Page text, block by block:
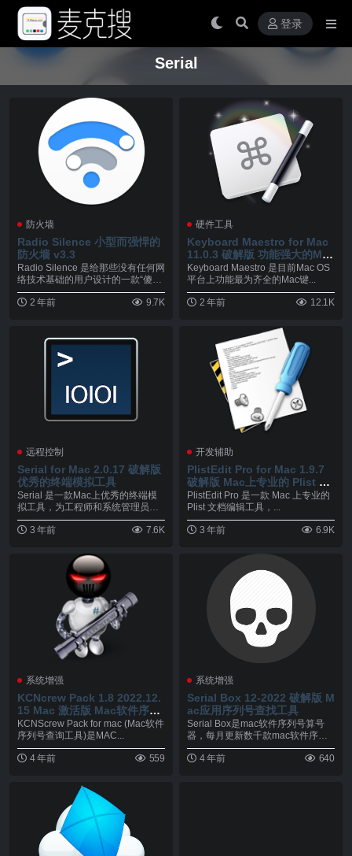
登录
Serial
防火墙
Radio Silence 小型而强悍的
防火墙 v3.3
Radio Silence 是给那些没有任何网
络技术基础的用户设计的一款“傻
瓜”...
2 年前
9.7K
硬件工具
Keyboard Maestro for Mac
11.0.3 破解版 功能强大的Mac
键盘增强工具
Keyboard Maestro 是目前Mac OS
平台上功能最为齐全的Mac键...
2 年前 12.1K
远程控制
Serial for Mac 2.0.17 破解版
优秀的终端模拟工具
Serial 是一款Mac上优秀的终端模
拟工具，为工程师和系统管理员方
便的嵌入式...
3 年前
7.6K
开发辅助
PlistEdit Pro for Mac 1.9.7
破解版 Mac上专业的 Plist 文
档编辑工具
PlistEdit Pro 是一款 Mac 上专业的
Plist 文档编辑工具，...
3 年前 6.9K
系统增强
KCNcrew Pack 1.8 2022.12.
15 Mac 激活版 Mac软件序列
号查询工具
KCNScrew Pack for mac (Mac软件
序列号查询工具)是MAC...
4 年前 559
系统增强
Serial Box 12-2022 破解版 M
ac应用序列号查找工具
Serial Box是mac软件序列号算号
器，每月更新数千款mac软件序列
码，而...
4 年前
640